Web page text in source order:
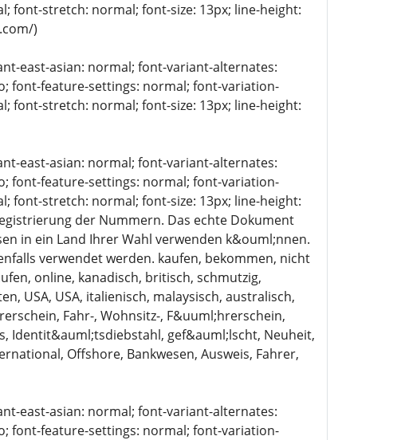
stretch: normal; font-size: 13px; line-height:
)
east-asian: normal; font-variant-alternates:
font-feature-settings: normal; font-variation-
stretch: normal; font-size: 13px; line-height:
east-asian: normal; font-variant-alternates:
font-feature-settings: normal; font-variation-
stretch: normal; font-size: 13px; line-height:
der Nummern. Das echte Dokument
in ein Land Ihrer Wahl verwenden k&ouml;nnen.
verwendet werden. kaufen, bekommen, nicht
online, kanadisch, britisch, schmutzig,
USA, USA, italienisch, malaysisch, australisch,
Fahr-, Wohnsitz-, F&uuml;hrerschein,
Identit&auml;tsdiebstahl, gef&auml;lscht, Neuheit,
Offshore, Bankwesen, Ausweis, Fahrer,
east-asian: normal; font-variant-alternates:
font-feature-settings: normal; font-variation-